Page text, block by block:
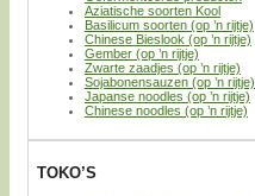
Aziatische soorten Kool
Basilicum soorten (op ’n rijtje)
Chinese Bieslook (op ’n rijtje)
Gember (op ’n rijtje)
Zwarte zaadjes (op ’n rijtje)
Sojabonensauzen (op ’n rijtje)
Japanse noodles (op ’n rijtje)
Chinese noodles (op ’n rijtje)
TOKO’S